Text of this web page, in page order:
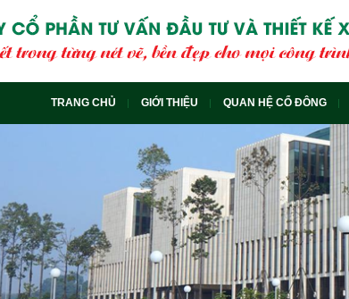
TRANG CHỦ GIỚI THIỆU QUAN HỆ CỔ ĐÔNG